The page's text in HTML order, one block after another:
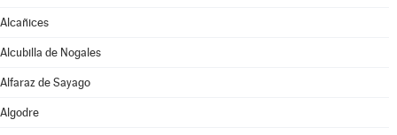
Alcañices
Alcubilla de Nogales
Alfaraz de Sayago
Algodre